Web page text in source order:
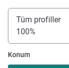
Tüm profiller
100%
Konum